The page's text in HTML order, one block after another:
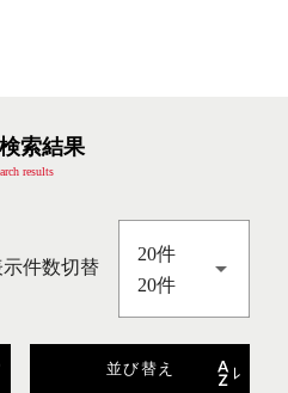
索結果
results
示件数切替
20件
20件
並び替え